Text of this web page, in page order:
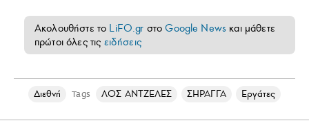
Ακολουθήστε το LiFO.gr στοGoogle News και μάθετε
πρώτοι όλες τις ειδήσεις
Διεθνή Tags ΛΟΣ ΑΝΤΖΕΛΕΣ ΣΗΡΑΓΓΑ Εργάτες